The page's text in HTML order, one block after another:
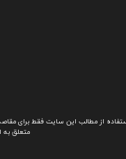
از مطالب این سایت فقط برای
متعلق به